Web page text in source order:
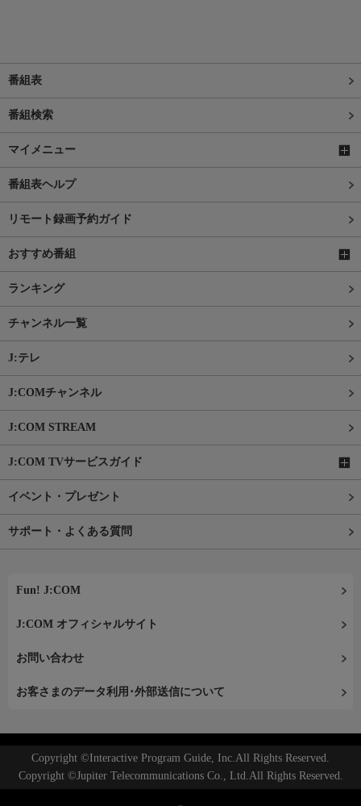
番組表
番組検索
マイメニュー
番組表ヘルプ
リモート録画予約ガイド
おすすめ番組
ランキング
チャンネル一覧
J:テレ
J:COMチャンネル
J:COM STREAM
J:COM TVサービスガイド
イベント・プレゼント
サポート・よくある質問
Fun! J:COM
J:COM オフィシャルサイト
お問い合わせ
お客さまのデータ利用･外部送信について
Copyright ©Interactive Program Guide, Inc.All Rights Reserved.
Copyright ©Jupiter Telecommunications Co., Ltd.All Rights Reserved.